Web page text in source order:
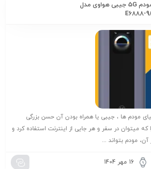
نقد و بررسی مودم 5G جیبی هواوی مدل
E6888-
مودم ها ، جیبی یا همراه بودن آن حسن بزرگی
میتوان در سفر و هر جایی از اینترنت استفاده کرد و
آن، مودم بتواند ...
16 مهر 1404